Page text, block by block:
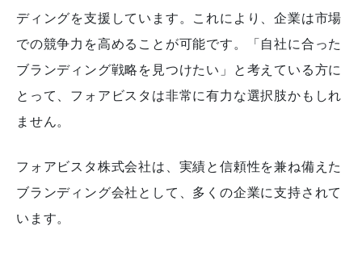
ディングを支援しています。これにより、企業は市場
での競争力を高めることが可能です。「自社に合った
ブランディング戦略を見つけたい」と考えている方に
とって、フォアビスタは非常に有力な選択肢かもしれ
ません。
フォアビスタ株式会社は、実績と信頼性を兼ね備えた
ブランディング会社として、多くの企業に支持されて
います。